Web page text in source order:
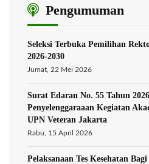
Pengumuman
Seleksi Terbuka Pemilihan
2026-2030
Jumat, 22 Mei 2026
Surat Edaran No. 55 Tahun
Penyelenggaraaan Kegiatan
UPN Veteran Jakarta
Rabu, 15 April 2026
Pelaksanaan Tes Kesehatan